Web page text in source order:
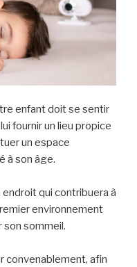
enfant doit se sentir
fournir un lieu propice
un espace
à son âge.
endroit qui contribuera à
environnement
son sommeil.
convenablement, afin